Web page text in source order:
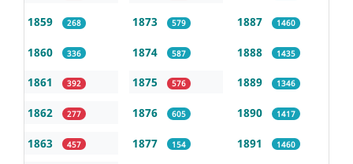
1859 268
1860 336
1861 392
1862 277
1863 457
1873 579
1874 587
1875 576
1876 605
1877 154
1887 1460
1888 1435
1889 1346
1890 1417
1891 1460